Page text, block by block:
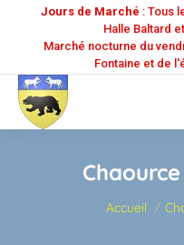
Jours de Marché : Tous
Halle Baltard
Marché nocturne du
Fontaine et de
Vous êtes ici :
Accueil